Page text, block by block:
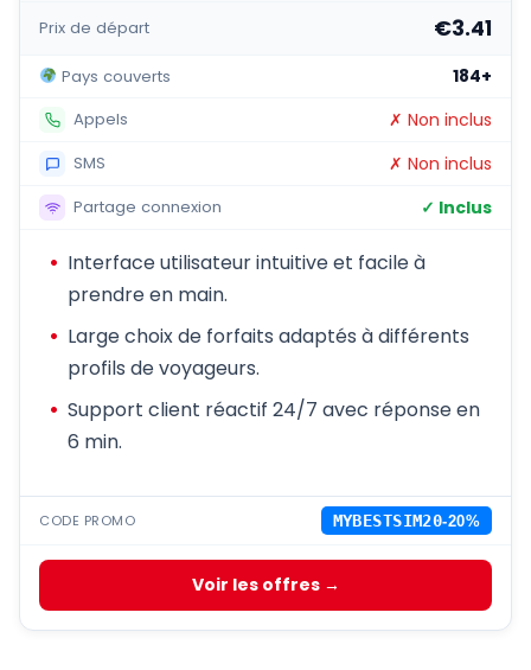
Prix de départ €3.41
Pays couverts 184+
Appels ✗ Non inclus
SMS ✗ Non inclus
Partage connexion ✓ Inclus
Interface utilisateur intuitive et facile à
prendre en main.
Large choix de forfaits adaptés à différents
profils de voyageurs.
Support client réactif 24/7 avec réponse en
6 min.
CODE PROMO MYBESTSIM20-20%
Voir les offres →